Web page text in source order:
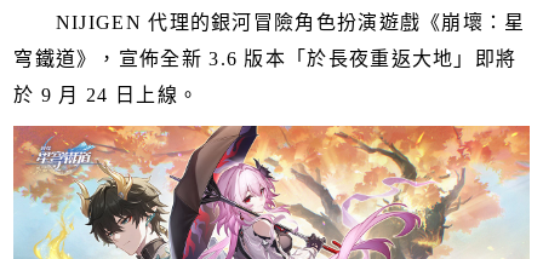
NIJIGEN 代理的銀河冒險角色扮演遊戲《崩壞：星
穹鐵道》，宣佈全新 3.6 版本「於長夜重返大地」即將
於 9 月 24 日上線。